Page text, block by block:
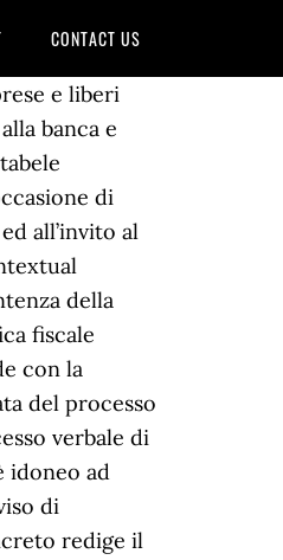
CONTACT US
e liberi
banca e
di
all’invito al
della
fiscale
con la
del processo
verbale di
idoneo ad
di
redige il